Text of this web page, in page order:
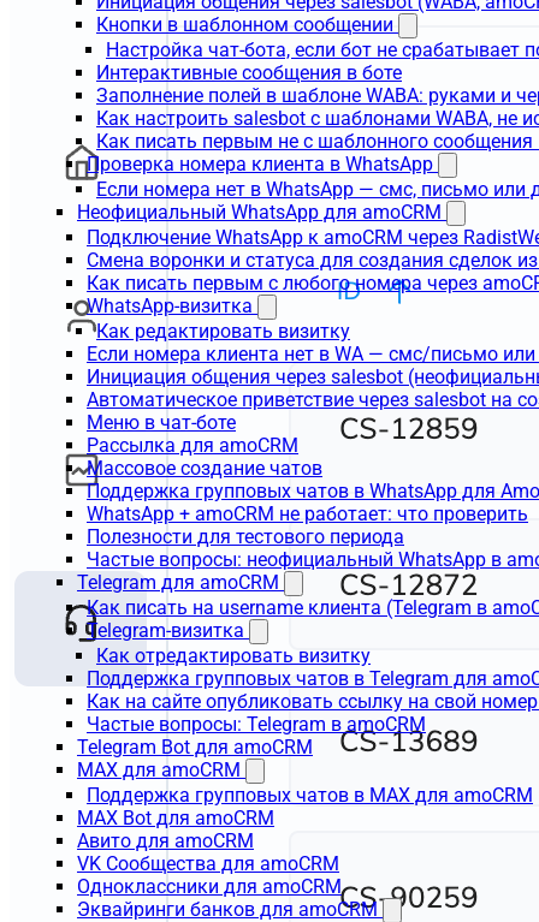
Кнопки в шаблонном сообщении
Настройка чат-бота, если бот не срабатывает
Интерактивные сообщения в боте
Заполнение полей в шаблоне WABA: руками и
Как настроить salesbot с шаблонами WABA, не
Как писать первым не с шаблонного сообщения
Проверка номера клиента в WhatsApp
Если номера нет в WhatsApp — смс, письмо или
Неофициальный WhatsApp для amoCRM
Подключение WhatsApp к amoCRM через
Смена воронки и статуса для создания сделок
Как писать первым с любого номера через
WhatsApp-визитка
Как редактировать визитку
Если номера клиента нет в WA — смс/письмо
Инициация общения через salesbot
Автоматическое приветствие через salesbot на
Меню в чат-боте
Рассылка для amoCRM
Массовое создание чатов
Поддержка групповых чатов в WhatsApp для
WhatsApp + amoCRM не работает: что проверить
Полезности для тестового периода
Частые вопросы: неофициальный WhatsApp в
Telegram для amoCRM
Как писать на username клиента (Telegram в
Telegram-визитка
Как отредактировать визитку
Поддержка групповых чатов в Telegram для
Как на сайте опубликовать ссылку на свой
Частые вопросы: Telegram в amoCRM
Telegram Bot для amoCRM
MAX для amoCRM
Поддержка групповых чатов в MAX для amoCRM
MAX Bot для amoCRM
Авито для amoCRM
VK Сообщества для amoCRM
Одноклассники для amoCRM
Эквайринги банков для amoCRM